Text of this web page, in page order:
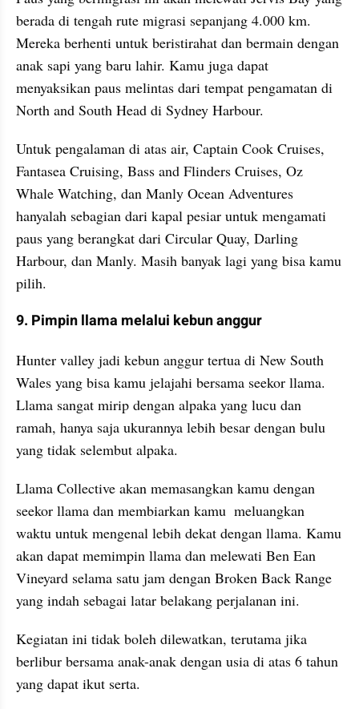
berada di tengah rute migrasi sepanjang 4.000 km.
Mereka berhenti untuk beristirahat dan bermain dengan
anak sapi yang baru lahir. Kamu juga dapat
menyaksikan paus melintas dari tempat pengamatan di
North and South Head di Sydney Harbour.
Untuk pengalaman di atas air, Captain Cook Cruises,
Fantasea Cruising, Bass and Flinders Cruises, Oz
Whale Watching, dan Manly Ocean Adventures
hanyalah sebagian dari kapal pesiar untuk mengamati
paus yang berangkat dari Circular Quay, Darling
Harbour, dan Manly. Masih banyak lagi yang bisa kamu
pilih.
9. Pimpin llama melalui kebun anggur
Hunter valley jadi kebun anggur tertua di New South
Wales yang bisa kamu jelajahi bersama seekor llama.
Llama sangat mirip dengan alpaka yang lucu dan
ramah, hanya saja ukurannya lebih besar dengan bulu
yang tidak selembut alpaka.
Llama Collective akan memasangkan kamu dengan
seekor llama dan membiarkan kamu  meluangkan
waktu untuk mengenal lebih dekat dengan llama. Kamu
akan dapat memimpin llama dan melewati Ben Ean
Vineyard selama satu jam dengan Broken Back Range
yang indah sebagai latar belakang perjalanan ini.
Kegiatan ini tidak boleh dilewatkan, terutama jika
berlibur bersama anak-anak dengan usia di atas 6 tahun
yang dapat ikut serta.